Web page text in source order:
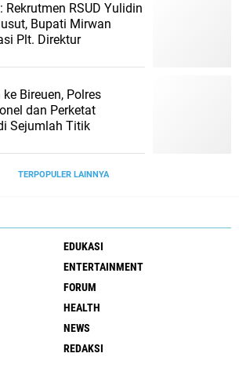
Rekrutmen RSUD Yulidin
Bupati Mirwan
Plt. Direktur
Bireuen, Polres
dan Perketat
Sejumlah Titik
TERPOPULER LAINNYA
EDUKASI
ENTERTAINMENT
FORUM
HEALTH
NEWS
REDAKSI